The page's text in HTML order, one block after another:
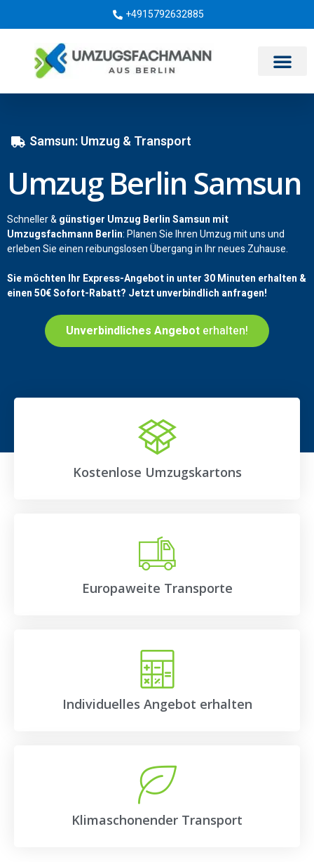
+4915792632885
Samsun: Umzug & Transport
Umzug Berlin Samsun
Schneller &günstiger Umzug Berlin Samsun mit
Umzugsfachmann Berlin: Planen Sie Ihren Umzug mit uns und
erleben Sie einen reibungslosen Übergang in Ihr neues Zuhause.
Sie möchten Ihr Express-Angebot in unter 30 Minuten erhalten &
einen50€Sofort-Rabatt? Jetzt unverbindlich anfragen!
Unverbindliches Angebot erhalten!
Kostenlose Umzugskartons
Europaweite Transporte
Individuelles Angebot erhalten
Klimaschonender Transport